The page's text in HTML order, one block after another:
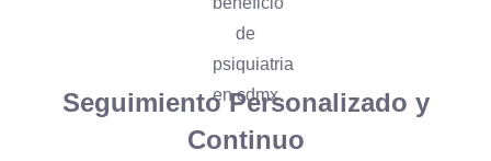
Seguimiento Personalizado y
Continuo